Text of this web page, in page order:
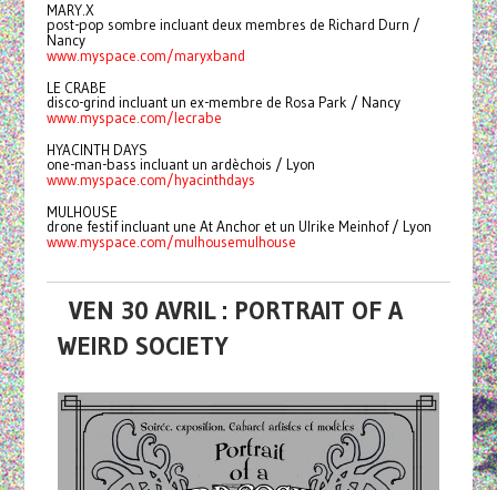
MARY.X
post-pop sombre incluant deux membres de Richard Durn /
Nancy
www.myspace.com/maryxband
LE CRABE
disco-grind incluant un ex-membre de Rosa Park / Nancy
www.myspace.com/lecrabe
HYACINTH DAYS
one-man-bass incluant un ardèchois / Lyon
www.myspace.com/hyacinthdays
MULHOUSE
drone festif incluant une At Anchor et un Ulrike Meinhof / Lyon
www.myspace.com/mulhousemulhouse
VEN 30 AVRIL : PORTRAIT OF A
WEIRD SOCIETY